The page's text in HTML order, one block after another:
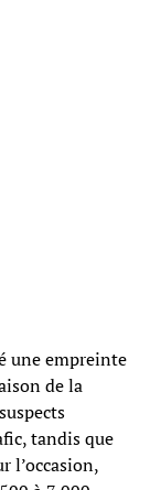
une empreinte
de la
tandis que
l’occasion,